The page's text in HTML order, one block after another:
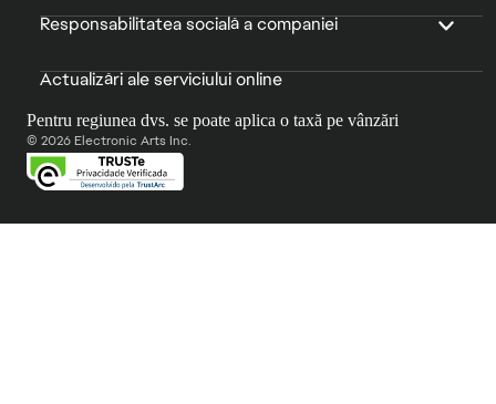
Responsabilitatea socială a companiei
Actualizări ale serviciului online
Pentru regiunea dvs. se poate aplica o taxă pe vânzări
© 2026 Electronic Arts Inc.